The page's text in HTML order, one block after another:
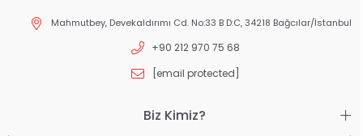
Mahmutbey, Devekaldırımı Cd. No:33 B D:C, 34218 Bağcılar/İstanbul
+90 212 970 75 68
[email protected]
Biz Kimiz?